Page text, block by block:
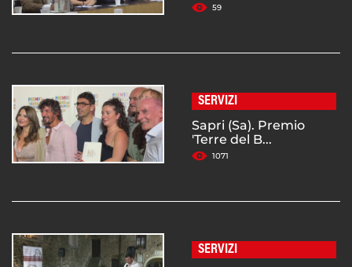
59
SERVIZI
Sapri (Sa). Premio
'Terre del B...
1071
SERVIZI